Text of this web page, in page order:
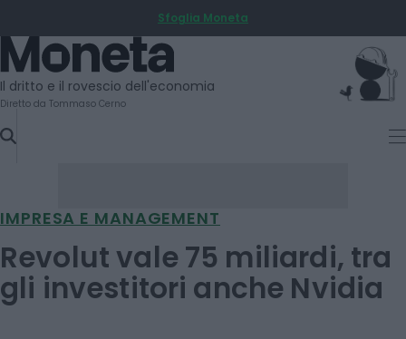
TO
CONTENT
Sfoglia Moneta
Moneta
Il dritto e il rovescio dell'economia
Diretto da Tommaso Cerno
IMPRESA E MANAGEMENT
Revolut vale 75 miliardi, tra
gli investitori anche Nvidia